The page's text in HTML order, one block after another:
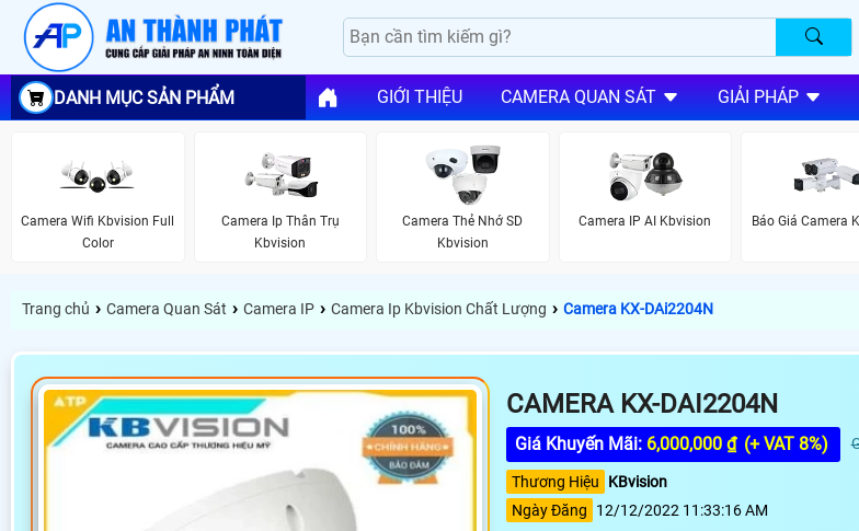
DANH MỤC SẢN PHẨM GIỚI THIỆU CAMERA QUAN SÁT GIẢI PHÁP
Camera Wifi Kbvision Full
Color
Camera Ip Thân Trụ
Kbvision
Camera Thẻ Nhớ SD
Kbvision
Camera IP AI Kbvision Báo Giá Camera
Trang chủ › Camera Quan Sát › Camera IP › Camera Ip Kbvision Chất Lượng › Camera KX-DAi2204N
CAMERA KX-DAI2204N
Giá Khuyến Mãi: 6,000,000 ₫ (+ VAT 8%)
Thương Hiệu
KBvision
Ngày Đăng
12/12/2022 11:33:16 AM